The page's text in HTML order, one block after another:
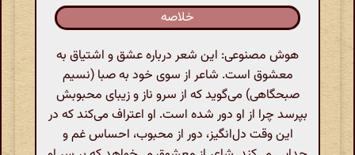
خلاصه
هوش مصنوعی: این شعر درباره عشق و اشتیاق به
معشوق است. شاعر از سوی خود به صبا (نسیم
صبحگاهی) می‌گوید که از سرو ناز و زیبای محبوبش
بپرسد چرا از او دور شده است. او اعتراف می‌کند که در
این وقت دل‌انگیز، دور از محبوب، احساس غم و